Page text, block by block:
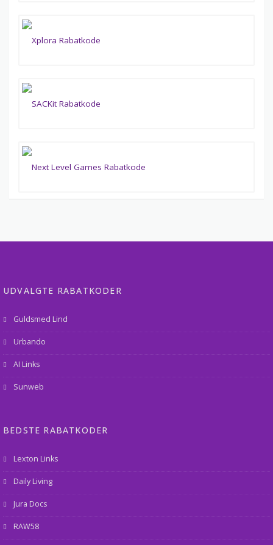
UDVALGTE RABATKODER
Guldsmed Lind
Urbando
AI Links
Sunweb
BEDSTE RABATKODER
Lexton Links
Daily Living
Jura Docs
RAW58